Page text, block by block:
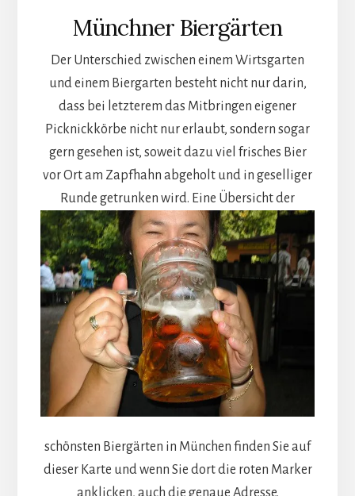
Münchner Biergärten
Der Unterschied zwischen einem Wirtsgarten
und einem Biergarten besteht nicht nur darin,
dass bei letzterem das Mitbringen eigener
Picknickkörbe nicht nur erlaubt, sondern sogar
gern gesehen ist, soweit dazu viel frisches Bier
vor Ort am Zapfhahn abgeholt und in geselliger
Runde getrunken wird. Eine Übersicht der
schönsten Biergärten in München finden Sie auf
dieser Karte und wenn Sie dort die roten Marker
anklicken, auch die genaue Adresse.